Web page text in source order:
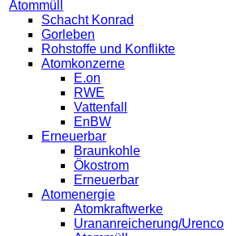
Atommüll
Schacht Konrad
Gorleben
Rohstoffe und Konflikte
Atomkonzerne
E.on
RWE
Vattenfall
EnBW
Erneuerbar
Braunkohle
Ökostrom
Erneuerbar
Atomenergie
Atomkraftwerke
Urananreicherung/Urenco